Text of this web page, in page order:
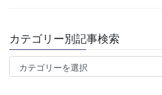
カテゴリー別記事検索
テ